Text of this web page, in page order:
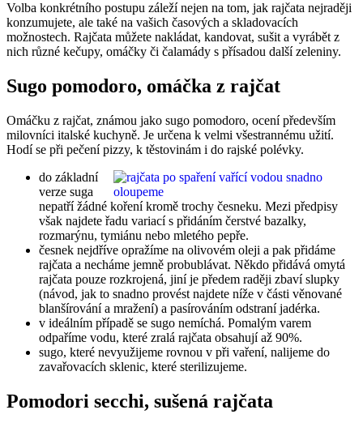
Volba konkrétního postupu záleží nejen na tom, jak rajčata nejraději
konzumujete, ale také na vašich časových a skladovacích
možnostech. Rajčata můžete nakládat, kandovat, sušit a vyrábět z
nich různé kečupy, omáčky či čalamády s přísadou další zeleniny.
Sugo pomodoro, omáčka z rajčat
Omáčku z rajčat, známou jako sugo pomodoro, ocení především
milovníci italské kuchyně. Je určena k velmi všestrannému užití.
Hodí se při pečení pizzy, k těstovinám i do rajské polévky.
do základní
verze suga
nepatří žádné koření kromě trochy česneku. Mezi předpisy
však najdete řadu variací s přidáním čerstvé bazalky,
rozmarýnu, tymiánu nebo mletého pepře.
česnek nejdříve opražíme na olivovém oleji a pak přidáme
rajčata a necháme jemně probublávat. Někdo přidává omytá
rajčata pouze rozkrojená, jiní je předem raději zbaví slupky
(návod, jak to snadno provést najdete níže v části věnované
blanšírování a mražení) a pasírováním odstraní jadérka.
v ideálním případě se sugo nemíchá. Pomalým varem
odpaříme vodu, které zralá rajčata obsahují až 90%.
sugo, které nevyužijeme rovnou v při vaření, nalijeme do
zavařovacích sklenic, které sterilizujeme.
Pomodori secchi, sušená rajčata